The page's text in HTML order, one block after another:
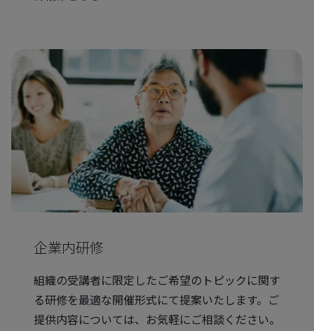
企業内研修
組織の受講者に限定したご希望のトピックに関す
る研修を最適な開催形式にて提案いたします。ご
提供内容については、お気軽にご相談ください。